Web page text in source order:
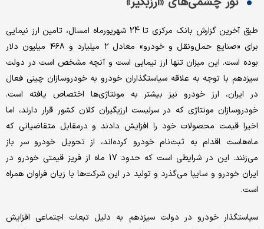
طبق آخرین گزارش بانک مرکزی تا 24 شهریورماه امسال، تامین ارز نیمایی
برای «صنایع حمل‌ونقل و خودرو» معادل ۲ میلیارد و ۴۶۸ میلیون دلار
بوده است. این میزان تنها ارز نیمایی است و آنچه مشخص است در دولت
سیزدهم با توجه به علاقه سیاستگذاران خودرو به خودروسازان چینی فعال
در ایران، ارز خودرو نیز بیشتر به مونتاژی‌ها اختصاص یافته است.
خودروسازان مونتاژی که در سرلیست ارز‌بگیران کلان کشور قرار دارند، اما
اخیرا قیمت محصولات خود را افزایش دادند و درمقابل متقاضیانی که
ماه‌هاست اقدام به ثبت‌نام خودرو کرده‌اند، از تحویل خودرو سر باز
می‌زنند. این در شرایطی است که حدود 17 ماه از فریز قیمتی خودرو در
ایران خودرو و سایپا می‌گذرد و تولید در این شرکت‌ها با زیان فراوان همراه
است.
سیاستگذار خودرو در دولت سیزدهم به دلیل تبعات اجتماعی افزایش